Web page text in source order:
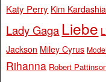
Katy Perry Kim
Lady Gaga Liebe
Jackson Miley Cyrus Model
Rihanna Robert